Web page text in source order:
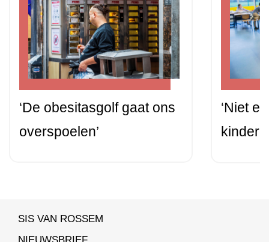
‘De obesitasgolf gaat ons
overspoelen’
‘Niet
SIS VAN ROSSEM
NIEUWSBRIEF